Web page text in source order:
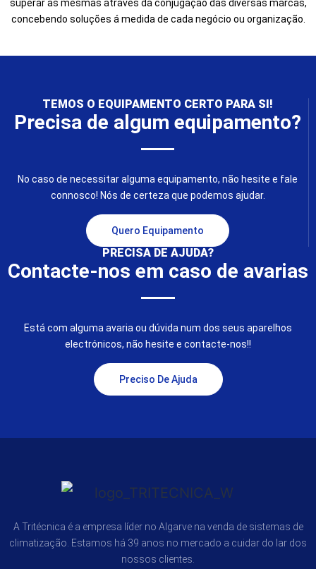
superar as mesmas através da conjugação das diversas marcas,
concebendo soluções á medida de cada negócio ou organização.
TEMOS O EQUIPAMENTO CERTO PARA SI!
Precisa de algum equipamento?
No caso de necessitar alguma equipamento, não hesite e fale
connosco! Nós de certeza que podemos ajudar.
Quero Equipamento
PRECISA DE AJUDA?
Contacte-nos em caso de avarias
Está com alguma avaria ou dúvida num dos seus aparelhos
electrónicos, não hesite e contacte-nos!!
Preciso De Ajuda
A Tritécnica é a empresa líder no Algarve na venda de sistemas de
climatização. Estamos há 39 anos no mercado a cuidar do lar dos
nossos clientes.